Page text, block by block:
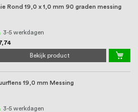
Rond 19,0 x 1,0 mm 90 graden messing
3-5 werkdagen
Bekijk product
19,0 mm Messing
3-5 werkdagen